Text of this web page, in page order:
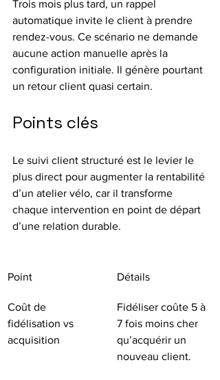
Trois mois plus tard, un rappel
automatique invite le client à prendre
rendez-vous. Ce scénario ne demande
aucune action manuelle après la
configuration initiale. Il génère pourtant
un retour client quasi certain.
Points clés
Le suivi client structuré est le levier le
plus direct pour augmenter la rentabilité
d’un atelier vélo, car il transforme
chaque intervention en point de départ
d’une relation durable.
Point Détails
Coût de
fidélisation vs
acquisition
Fidéliser coûte 5 à
7 fois moins cher
qu’acquérir un
nouveau client.